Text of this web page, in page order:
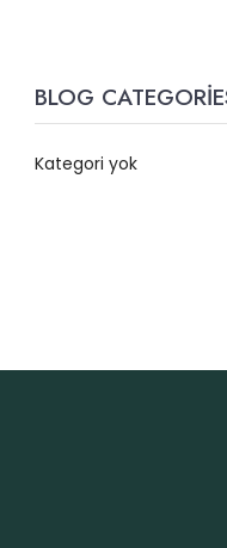
BLOG
Kategori yok